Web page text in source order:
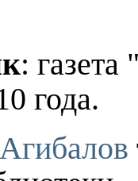
:
года.